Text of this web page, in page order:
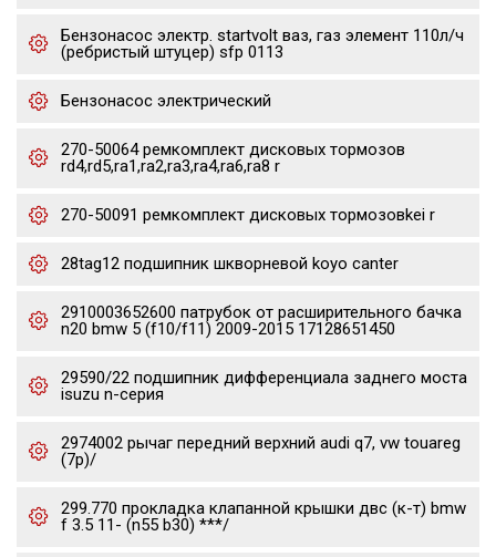
Бензонасос электр. startvolt ваз, газ элемент 110л/ч
(ребристый штуцер) sfp 0113
Бензонасос электрический
270-50064 ремкомплект дисковых тормозов
rd4,rd5,ra1,ra2,ra3,ra4,ra6,ra8 r
270-50091 ремкомплект дисковых тормозовkei r
28tag12 подшипник шкворневой koyo canter
2910003652600 патрубок от расширительного бачка
n20 bmw 5 (f10/f11) 2009-2015 17128651450
29590/22 подшипник дифференциала заднего моста
isuzu n-серия
2974002 рычаг передний верхний audi q7, vw touareg
(7p)/
299.770 прокладка клапанной крышки двс (к-т) bmw
f 3.5 11- (n55 b30) ***/